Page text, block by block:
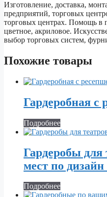
Изготовление, доставка,
предприятий, торговых
торговых центрах. Помощь в
цветное, акриловое.
выбор торговых систем,
Похожие товары
Гардеробная с
Подробнее
Гардеробы для
мест по
Подробнее